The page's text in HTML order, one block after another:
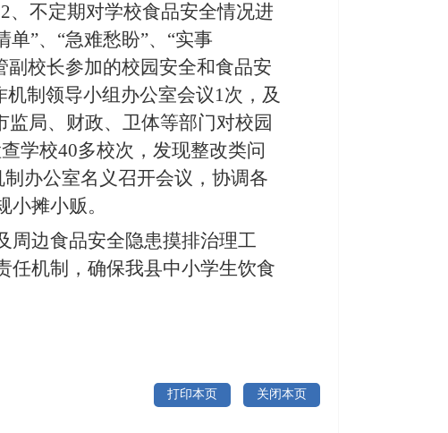
2、 不定期对学校食品安全情况进
单”、“急难愁盼”、“实事
副校长参加的校园安全和食品安
机制领导小组办公室会议1次，及
局、财政、卫体等部门对校园
学校40多校次，发现整改类问
办公室名义召开会议，协调各
摊小贩。
周边食品安全隐患摸排治理工
任机制，确保我县中小学生饮食
打印本页 关闭本页